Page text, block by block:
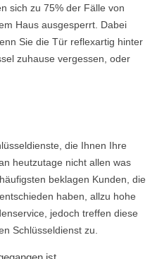
sich zu 75% der Fälle von
Haus ausgesperrt. Dabei
Sie die Tür reflexartig hinter
zuhause vergessen, oder
die Ihnen Ihre
heutzutage nicht allen was
beklagen Kunden, die
haben, allzu hohe
jedoch treffen diese
Schlüsseldienst zu.